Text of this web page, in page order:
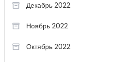
Декабрь 2022
Ноябрь 2022
Октябрь 2022